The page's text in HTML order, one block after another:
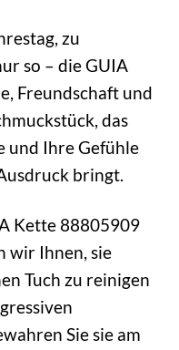
zu
so – die GUIA
Freundschaft und
das
und Ihre Gefühle
bringt.
Kette 88805909
wir Ihnen, sie
Tuch zu reinigen
Sie sie am